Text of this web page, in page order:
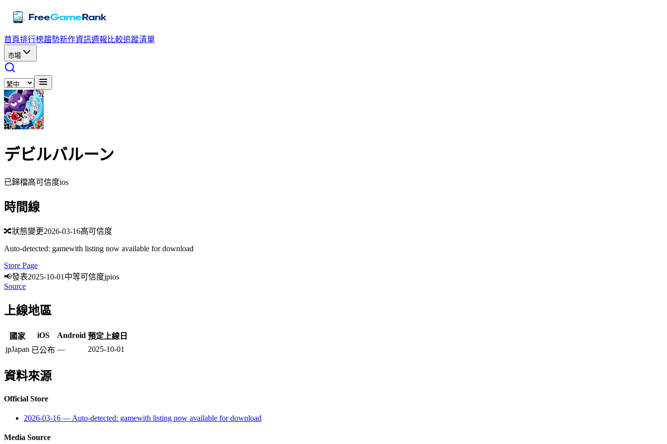
首頁排行榜趨勢新作資訊週報 比較追蹤清單
市場
デビルバルーン
已歸檔高可信度ios
時間線
🔀狀態變更2026-03-16高可信度
Auto-detected: gamewith listing now available for download
Store Page
📢發表2025-10-01 中等可信度jpios
Source
上線地區
國家 iOS Android 預定上線日
jpJapan 已公布 — 2025-10-01
資料來源
Official Store
2026-03-16 — Auto-detected: gamewith listing now available for download
Media Source